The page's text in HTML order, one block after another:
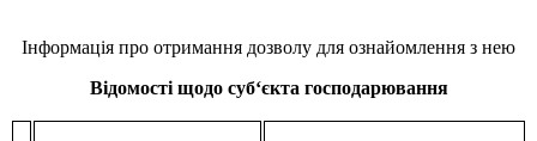
Інформація про отримання дозволу для ознайомлення з нею
Відомості щодо суб‘єкта господарювання